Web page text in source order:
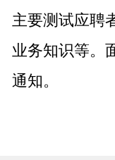
主要测试应聘
业务知识等。
通知。